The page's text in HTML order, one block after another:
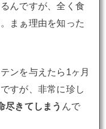
んですが、全く食
まぁ理由を知った
ンを与えたら1ヶ月
すが、非常に珍し
尽きてしまう んで